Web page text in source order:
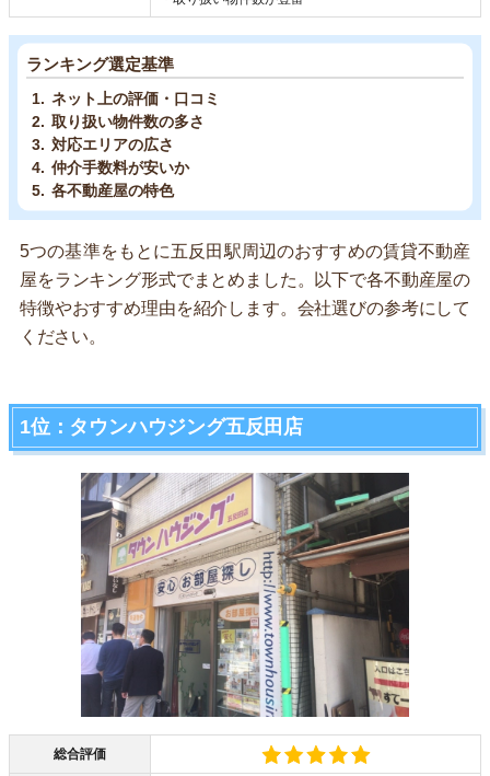
ランキング選定基準
ネット上の評価・口コミ
取り扱い物件数の多さ
対応エリアの広さ
仲介手数料が安いか
各不動産屋の特色
5つの基準をもとに五反田駅周辺のおすすめの賃貸不動産
屋をランキング形式でまとめました。以下で各不動産屋の
特徴やおすすめ理由を紹介します。会社選びの参考にして
ください。
1位：タウンハウジング五反田店
総合評価